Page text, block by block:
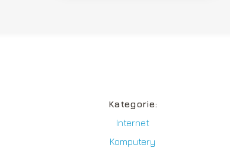
Kategorie:
Internet
Komputery